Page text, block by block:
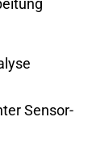
Sensor-